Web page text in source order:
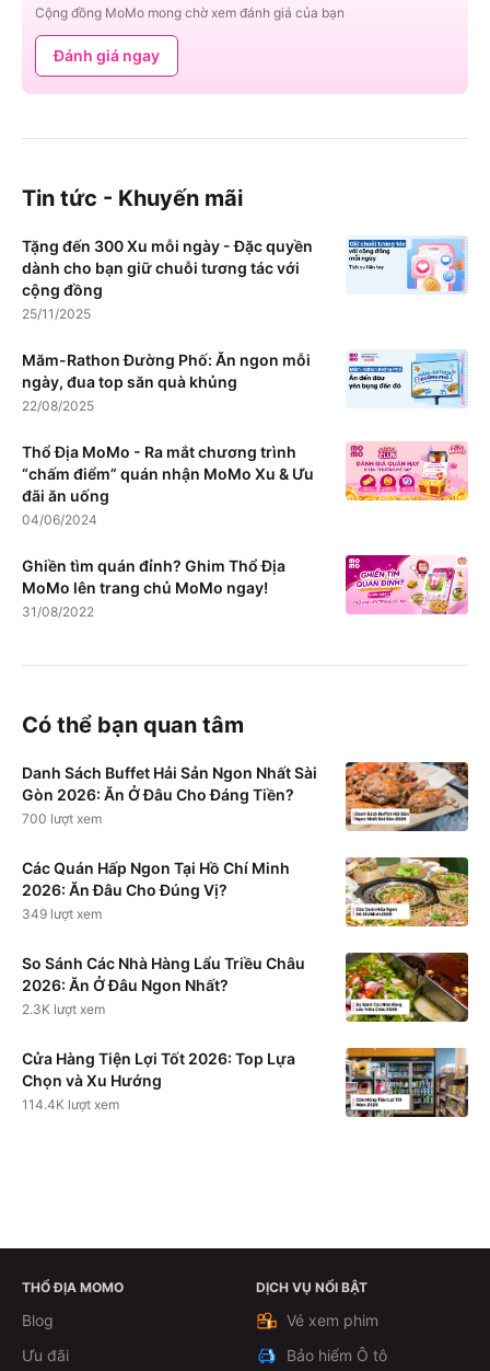
Cộng đồng MoMo mong chờ xem đánh giá của bạn
Đánh giá ngay
Tin tức - Khuyến mãi
Tặng đến 300 Xu mỗi ngày - Đặc quyền
dành cho bạn giữ chuỗi tương tác với
cộng đồng
25/11/2025
Măm-Rathon Đường Phố: Ăn ngon mỗi
ngày, đua top săn quà khủng
22/08/2025
Thổ Địa MoMo - Ra mắt chương trình
“chấm điểm” quán nhận MoMo Xu & Ưu
đãi ăn uống
04/06/2024
Ghiền tìm quán đỉnh? Ghim Thổ Địa
MoMo lên trang chủ MoMo ngay!
31/08/2022
Có thể bạn quan tâm
Danh Sách Buffet Hải Sản Ngon Nhất Sài
Gòn 2026: Ăn Ở Đâu Cho Đáng Tiền?
700 lượt xem
Các Quán Hấp Ngon Tại Hồ Chí Minh
2026: Ăn Đâu Cho Đúng Vị?
349 lượt xem
So Sánh Các Nhà Hàng Lẩu Triều Châu
2026: Ăn Ở Đâu Ngon Nhất?
2.3K lượt xem
Cửa Hàng Tiện Lợi Tốt 2026: Top Lựa
Chọn và Xu Hướng
114.4K lượt xem
Xem chi tiết
THỔ ĐỊA MOMO
Blog
Ưu đãi
DỊCH VỤ NỔI BẬT
Vé xem phim
Bảo hiểm Ô tô